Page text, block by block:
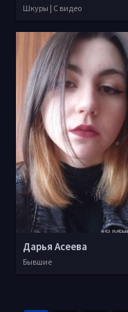
Шкуры | С видео
Дарья Асеева
Бывшие